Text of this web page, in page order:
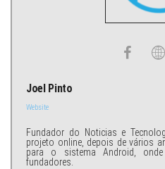
Joel Pinto
Website
Fundador do Noticias e
projeto online, depois de vários
para o sistema Android,
fundadores.